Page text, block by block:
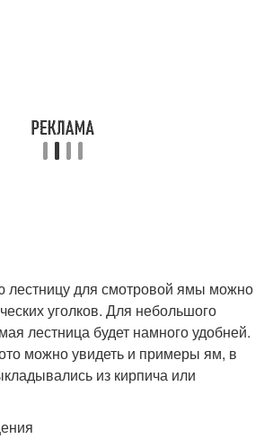
лестницу для смотровой ямы можно
уголков. Для небольшого
лестница будет намного удобней.
можно увидеть и примеры ям, в
из кирпича или